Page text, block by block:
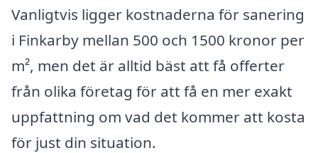
Vanligtvis ligger kostnaderna för sanering
i Finkarby mellan 500 och 1500 kronor per
m², men det är alltid bäst att få offerter
från olika företag för att få en mer exakt
uppfattning om vad det kommer att kosta
för just din situation.